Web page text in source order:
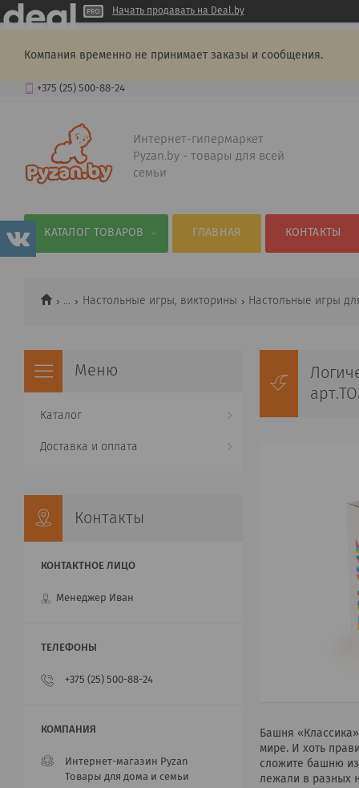
Начать продавать на Deal.by
Компания временно не принимает заказы и сообщения.
+375 (25) 500-88-24
Интернет-гипермаркет
Pyzan.by - товары для всей
семьи
КАТАЛОГ ТОВАРОВ ГЛАВНАЯ КОНТАКТЫ
... Настольные игры, викторины Настольные игры
Башня
мире. И хоть
сложите башню из
лежали в разных
Каталог
Доставка и оплата
Контакты
Менеджер Иван
+375 (25) 500-88-24
Интернет-магазин Pyzan
Товары для дома и семьи